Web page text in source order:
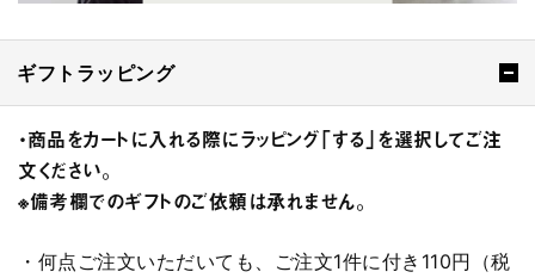
ギフトラッピング
・商品をカートに入れる際にラッピング「する」を選択してご注
文ください。
※備考欄でのギフトのご依頼は承れません。
・何点ご注文いただいても、ご注文1件に付き110円（税